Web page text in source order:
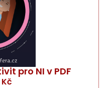
pro NI v PDF
Kč